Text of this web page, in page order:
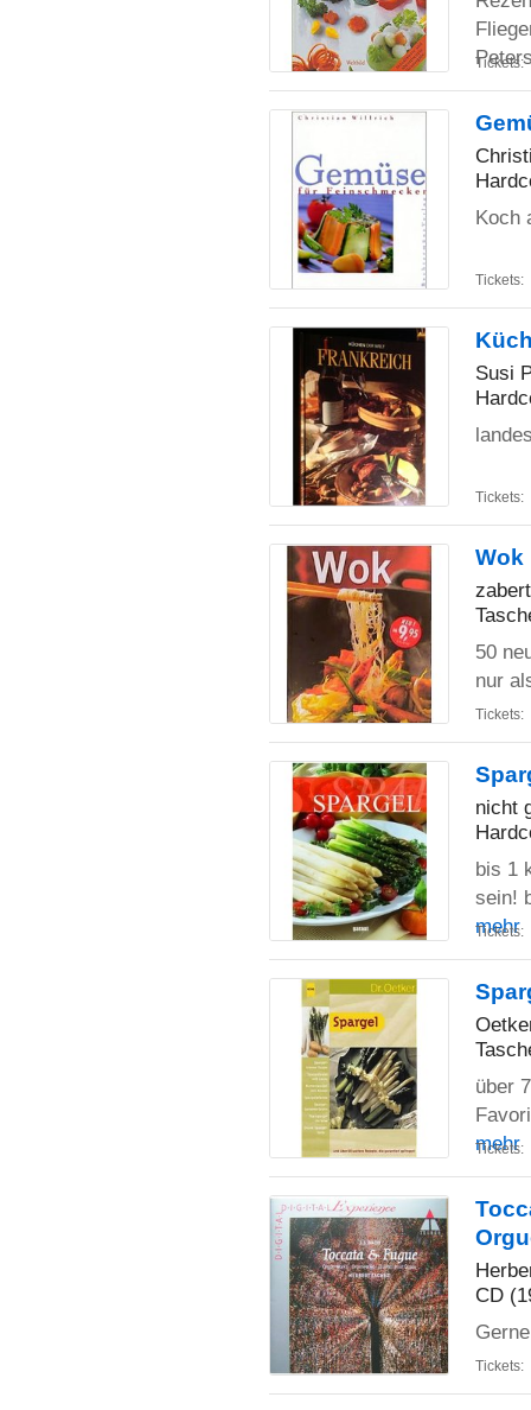
Tickets:
Koch
Tickets:
Susi
Tickets:
Wok
50
nur
Tickets:
nicht
bis 1
sein!
mehr
Tickets:
über
mehr
Tickets:
CD
Tickets: